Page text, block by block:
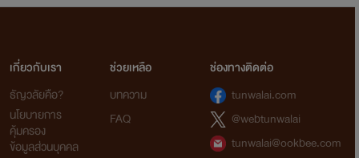
เกี่ยวกับเรา
ธัญวลัยคือ?
นโยบายการ
คุ้มครอง
ข้อมูลส่วนบุคคล
ช่วยเหลือ
บทความ
FAQ
ช่องทางติดต่อ
tunwalai.com
@webtunwalai
tunwalai@ookbee.com